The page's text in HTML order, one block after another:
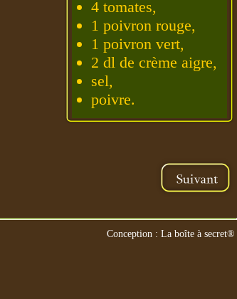
4 tomates,
1 poivron rouge,
1 poivron vert,
2 dl de crème aigre,
sel,
poivre.
Conception : La boîte à secret®